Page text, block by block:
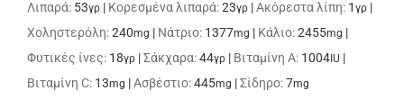
Λιπαρά: 53γρ | Κορεσμένα λιπαρά:23γρ |Ακόρεστα λίπη: 1 γρ |
Χοληστερόλη:240mg | Νάτριο: 1377mg | Κάλιο:2455mg |
Φυτικές ίνες: 18γρ |Σάκχαρα:44γρ | Βιταμίνη A: 1004 IU |
Βιταμίνη C: 13mg |Ασβέστιο:445mg |Σίδηρο:7mg